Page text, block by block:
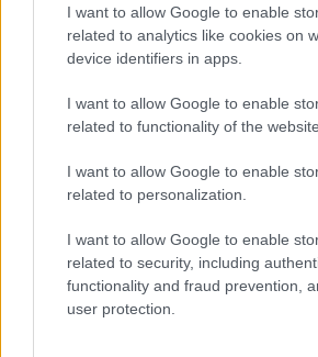
I want to allow Google to enable
related to analytics like cookies on
device identifiers in apps.
I want to allow Google to enable
related to functionality of the
I want to allow Google to enable
related to personalization.
I want to allow Google to enable
related to security, including
functionality and fraud prevention,
user protection.
Τελειώσαμε με τον
σεζόν. Στο τέλος είπαμε
εύκολο να κρατηθείς σε
Πέρασε κι αυτός πολλά.
μεταξύ μας το τι είπαμε».
Για το αν η βαθμολογική
αντικατοπτρίζει την
Ολυμπιακό ή το ότι οι
εκμεταλλεύτηκαν τις
ανταγωνιστών τους: «Η
ήταν καλή, είναι ξεκάθαρο